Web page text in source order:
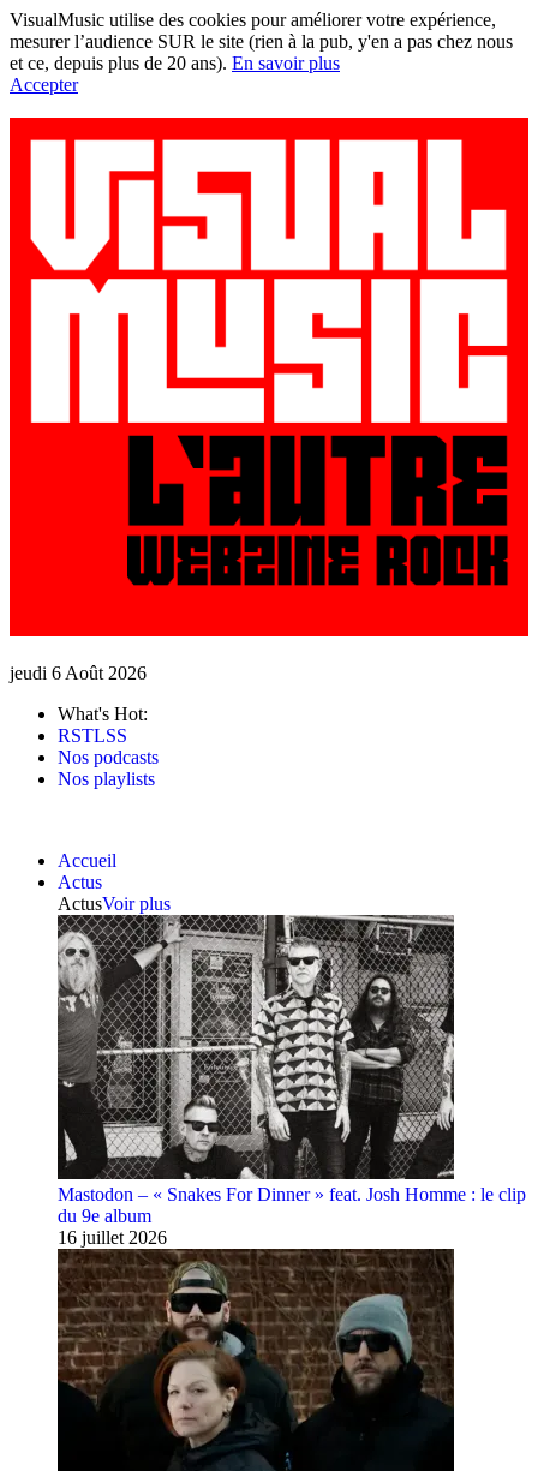
VisualMusic utilise des cookies pour améliorer votre expérience,
mesurer l’audience SUR le site (rien à la pub, y'en a pas chez nous
et ce, depuis plus de 20 ans). En savoir plus
Accepter
jeudi 6 Août 2026
What's Hot:
RSTLSS
Nos podcasts
Nos playlists
Accueil
Actus
ActusVoir plus
Mastodon – « Snakes For Dinner » feat. Josh Homme : le clip
du 9e album
16 juillet 2026